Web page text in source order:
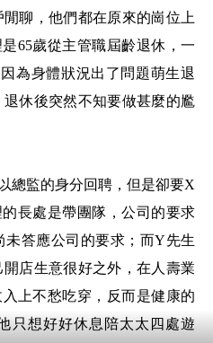
閒聊，他們都在原來的崗位上
65歲從主管職屆齡退休，一
為身體狀況出了問題萌生退
休後突然不知要做甚麼的尷
總監的身分回聘，但是卻要X
長處是帶團隊，公司的要求
答應公司的要求；而Y先生
店生意很好之外，在人壽業
入上不愁吃穿，反而是健康的
只想好好休息陪太太四處遊